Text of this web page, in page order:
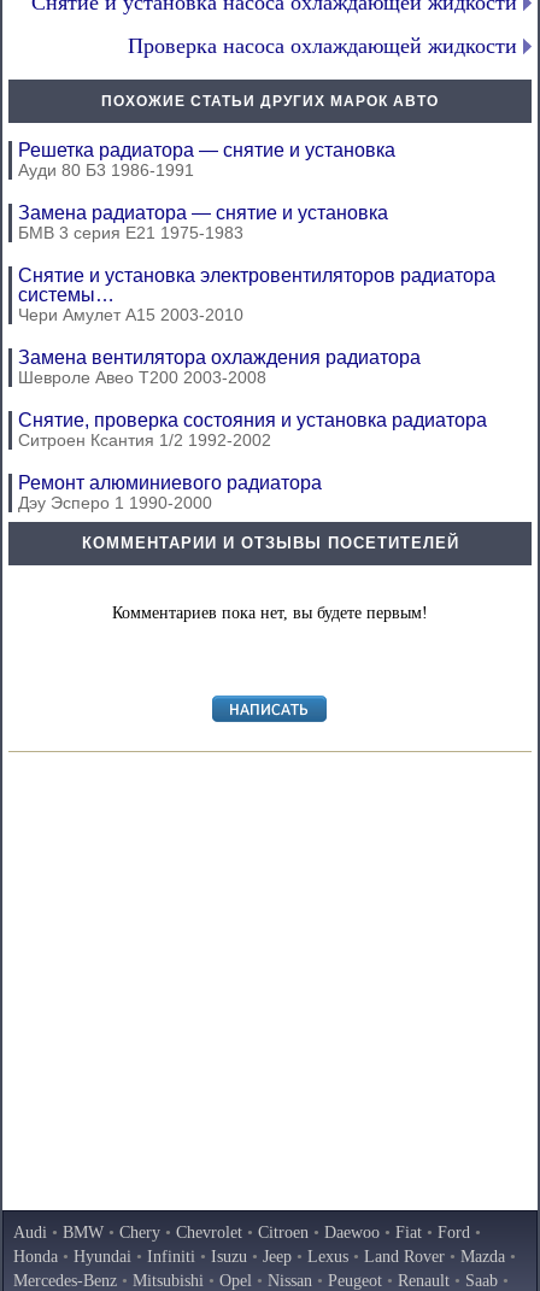
Проверка насоса охлаждающей жидкости
ПОХОЖИЕ СТАТЬИ ДРУГИХ МАРОК АВТО
Решетка радиатора — снятие и установка
Ауди 80 Б3 1986-1991
Замена радиатора — снятие и установка
БМВ 3 серия Е21 1975-1983
Снятие и установка электровентиляторов радиатора
системы…
Чери Амулет А15 2003-2010
Замена вентилятора охлаждения радиатора
Шевроле Авео Т200 2003-2008
Снятие, проверка состояния и установка радиатора
Ситроен Ксантия 1/2 1992-2002
Ремонт алюминиевого радиатора
Дэу Эсперо 1 1990-2000
КОММЕНТАРИИ И ОТЗЫВЫ ПОСЕТИТЕЛЕЙ
Комментариев пока нет, вы будете первым!
Audi • BMW • Chery • Chevrolet • Citroen • Daewoo • Fiat • Ford •
Honda • Hyundai • Infiniti • Isuzu • Jeep • Lexus • Land Rover • Mazda •
Mercedes-Benz • Mitsubishi • Opel • Nissan • Peugeot • Renault • Saab •